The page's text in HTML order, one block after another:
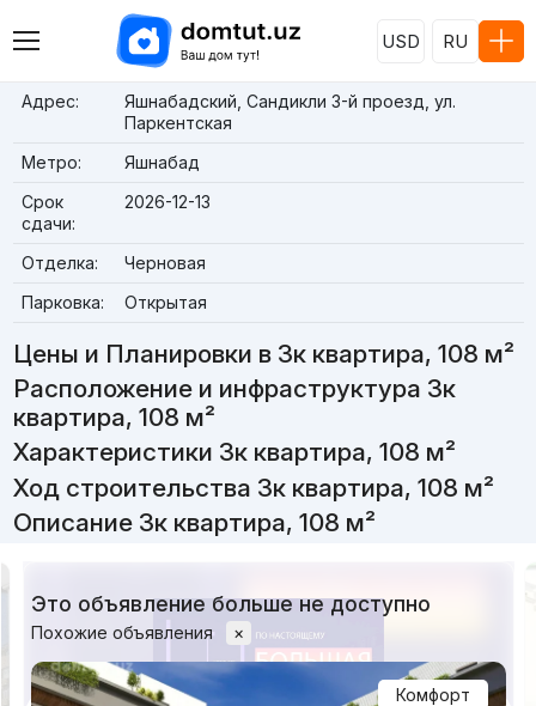
USD RU
Адрес:
Яшнабадский, Сандикли 3-й проезд, ул.
Паркентская
Метро:
Яшнабад
Срок
сдачи:
2026-12-13
Отделка:
Черновая
Парковка:
Открытая
Цены и Планировки в 3к квартира, 108 м²
Расположение и инфраструктура 3к
квартира, 108 м²
Характеристики 3к квартира, 108 м²
Ход строительства 3к квартира, 108 м²
Описание 3к квартира, 108 м²
Это объявление больше не доступно
Похожие объявления ×
Комфорт